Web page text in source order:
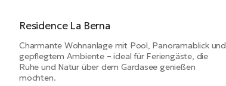
Residence La Berna
Charmante Wohnanlage mit Pool, Panoramablick und
gepflegtem Ambiente – ideal für Feriengäste, die
Ruhe und Natur über dem Gardasee genießen
möchten.